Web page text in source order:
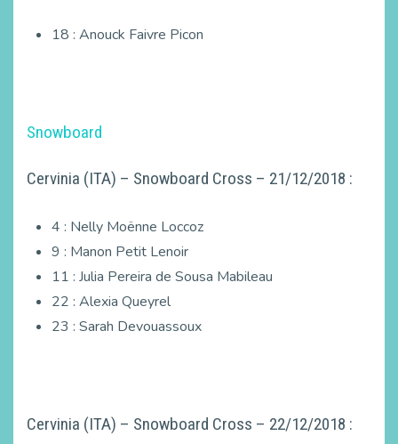
18 : Anouck Faivre Picon
Snowboard
Cervinia (ITA) – Snowboard Cross – 21/12/2018 :
4 : Nelly Moënne Loccoz
9 : Manon Petit Lenoir
11 : Julia Pereira de Sousa Mabileau
22 : Alexia Queyrel
23 : Sarah Devouassoux
Cervinia (ITA) – Snowboard Cross – 22/12/2018 :